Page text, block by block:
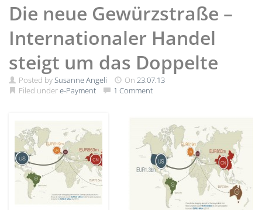
Die neue Gewürzstraße –
Internationaler Handel
steigt um das Doppelte
Posted bySusanne Angeli On 23.07.13
Filed undere-Payment 1 Comment